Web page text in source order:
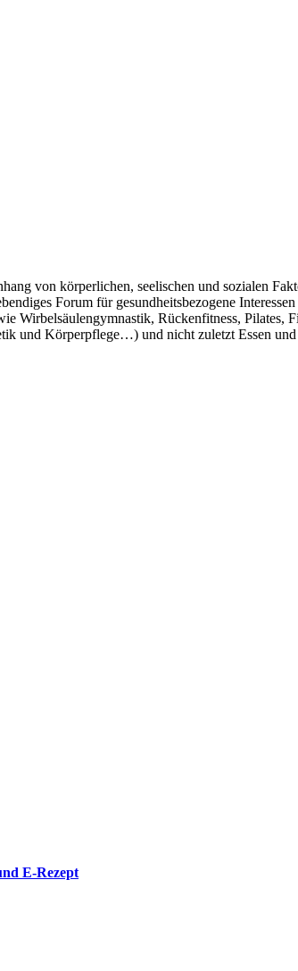
von körperlichen, seelischen und sozialen
Forum für gesundheitsbezogene
Wirbelsäulengymnastik, Rückenfitness,
und Körperpflege…) und nicht zuletzt Essen
E-Rezept